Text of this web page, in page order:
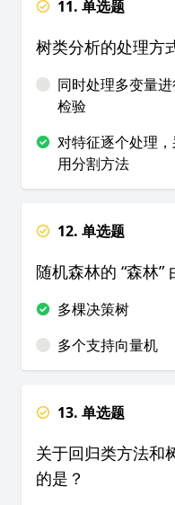
11. 单选题
树类分析的处理方
同时处理多变量
检验
对特征逐个处理
用分割方法
12. 单选题
随机森林的 “森林”
多棵决策树
多个支持向量机
13. 单选题
关于回归类方法和
的是？